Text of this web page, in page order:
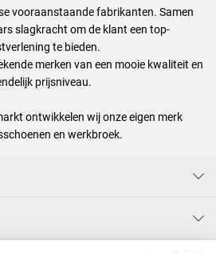
vooraanstaande fabrikanten. Samen
slagkracht om de klant een top-
te bieden.
merken van een mooie kwaliteit en
prijsniveau.
ontwikkelen wij onze eigen merk
en werkbroek.